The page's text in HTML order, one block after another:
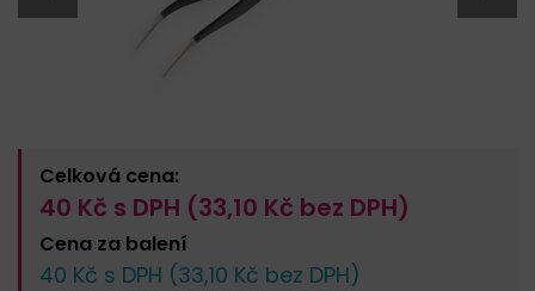
Celková cena:
40 Kč s DPH (33,10 Kč bez DPH)
Cena za balení
40 Kč s DPH (33,10 Kč bez DPH)